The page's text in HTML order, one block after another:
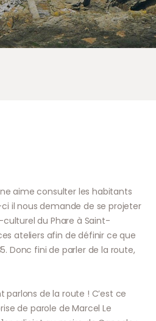
aime consulter les habitants
ci il nous demande de se projeter
du Phare à Saint-
ateliers afin de définir ce que
Donc fini de parler de la route,
de la route ! C’est ce
de parole de Marcel Le